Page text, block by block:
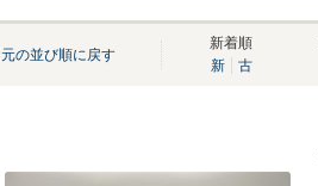
元の並び順に戻す
新着順
新
古